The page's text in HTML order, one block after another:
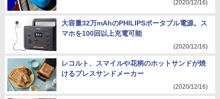
(2020/12/16)
大容量32万mAhのPHILIPSポータブル電源。ス
マホを100回以上充電可能
(2020/12/16)
レコルト、スマイルや花柄のホットサンドが焼
けるプレスサンドメーカー
(2020/12/16)